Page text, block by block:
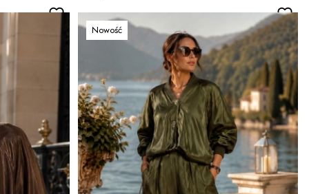
Nowość